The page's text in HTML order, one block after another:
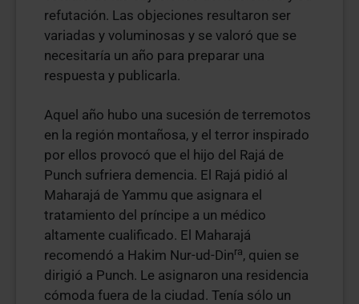
refutación. Las objeciones resultaron ser
variadas y voluminosas y se valoró que se
necesitaría un año para preparar una
respuesta y publicarla.
Aquel año hubo una sucesión de terremotos
en la región montañosa, y el terror inspirado
por ellos provocó que el hijo del Rajá de
Punch sufriera demencia. El Rajá pidió al
Maharajá de Yammu que asignara el
tratamiento del príncipe a un médico
altamente cualificado. El Maharajá
recomendó a Hakim Nur-ud-Dinra, quien se
dirigió a Punch. Le asignaron una residencia
cómoda fuera de la ciudad. Tenía sólo un